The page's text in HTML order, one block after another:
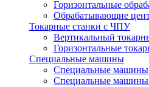
Горизонтальные
Обрабатывающие
Токарные станки с ЧПУ
Вертикальный
Горизонтальные
Специальные машины
Специальные машины
Специальные машины